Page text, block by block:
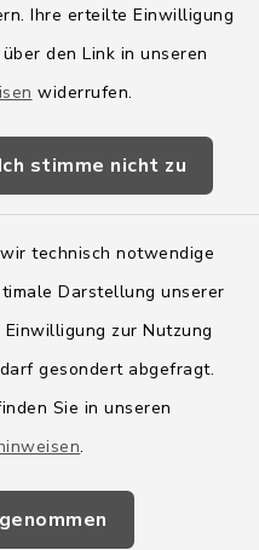
Ihre erteilte Einwilligung
den Link in unseren
widerrufen.
Ich stimme nicht zu
technisch notwendige
Darstellung unserer
zur Nutzung
gesondert abgefragt.
Sie in unseren
.